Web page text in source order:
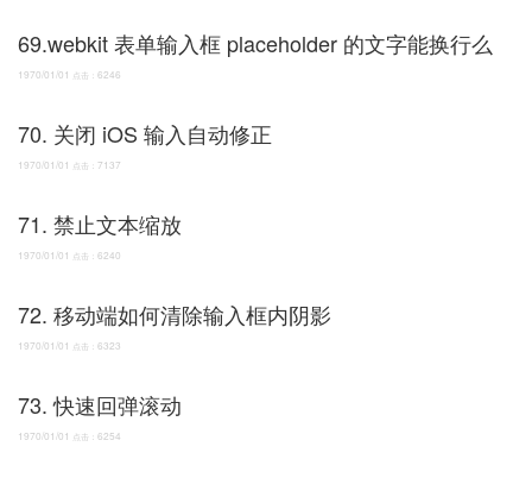
69.webkit 表单输入框 placeholder 的文字能换行么
1970/01/01 点击： 6246
70. 关闭 iOS 输入自动修正
1970/01/01 点击： 7137
71. 禁止文本缩放
1970/01/01 点击： 6240
72. 移动端如何清除输入框内阴影
1970/01/01 点击： 6323
73. 快速回弹滚动
1970/01/01 点击： 6254